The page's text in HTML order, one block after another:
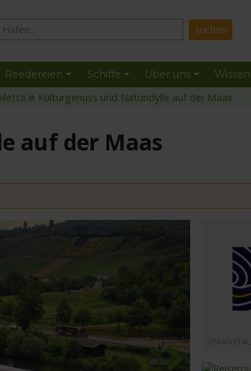
Reedereien Schiffe Über uns Wissen
Kulturgenuss und Naturidylle auf der Maas
auf der Maas